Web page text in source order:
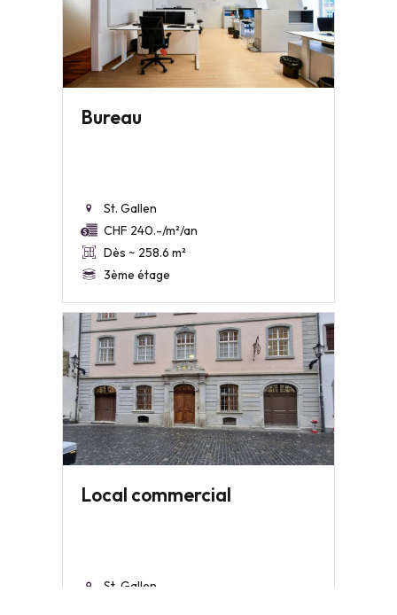
Bureau
St. Gallen
CHF 240.-/m²/an
Dès ~ 258.6 m²
3ème étage
Local commercial
St. Gallen